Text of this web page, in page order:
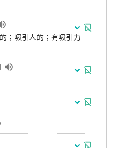
；吸引人的；有吸引力